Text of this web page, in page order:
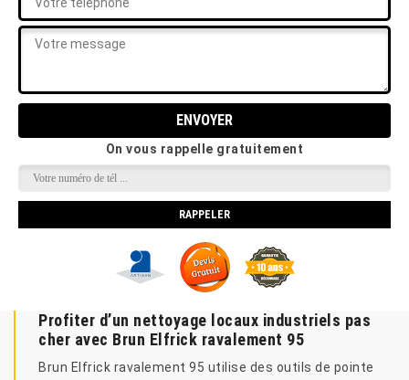
On vous rappelle gratuitement
Profiter d’un nettoyage locaux industriels pas
cher avec Brun Elfrick ravalement 95
Brun Elfrick ravalement 95 utilise des outils de pointe